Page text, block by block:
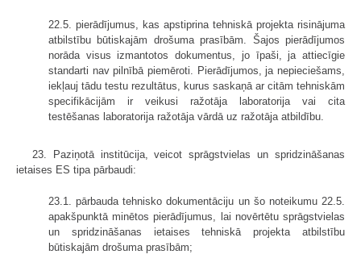
22.5. pierādījumus, kas apstiprina tehniskā projekta risinājuma
atbilstību būtiskajām drošuma prasībām. Šajos pierādījumos
norāda visus izmantotos dokumentus, jo īpaši, ja attiecīgie
standarti nav pilnībā piemēroti. Pierādījumos, ja nepieciešams,
iekļauj tādu testu rezultātus, kurus saskaņā ar citām tehniskām
specifikācijām ir veikusi ražotāja laboratorija vai cita
testēšanas laboratorija ražotāja vārdā uz ražotāja atbildību.
23. Paziņotā institūcija, veicot sprāgstvielas un spridzināšanas
ietaises ES tipa pārbaudi:
23.1. pārbauda tehnisko dokumentāciju un šo noteikumu 22.5.
apakšpunktā minētos pierādījumus, lai novērtētu sprāgstvielas
un spridzināšanas ietaises tehniskā projekta atbilstību
būtiskajām drošuma prasībām;